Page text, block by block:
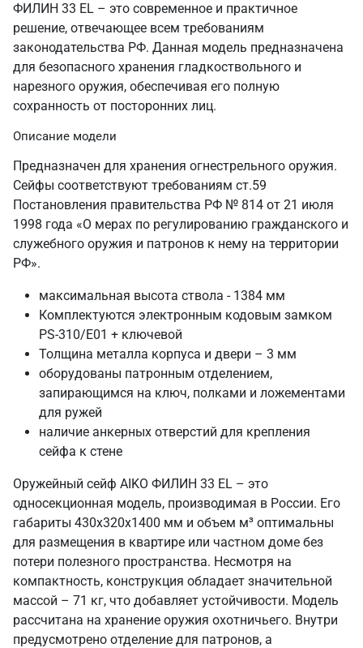
ФИЛИН 33 EL – это современное и практичное
решение, отвечающее всем требованиям
законодательства РФ. Данная модель предназначена
для безопасного хранения гладкоствольного и
нарезного оружия, обеспечивая его полную
сохранность от посторонних лиц.
Описание модели
Предназначен для хранения огнестрельного оружия.
Сейфы соответствуют требованиям ст.59
Постановления правительства РФ № 814 от 21 июля
1998 года «О мерах по регулированию гражданского и
служебного оружия и патронов к нему на территории
РФ».
максимальная высота ствола - 1384 мм
Комплектуются электронным кодовым замком
PS-310/E01 + ключевой
Толщина металла корпуса и двери – 3 мм
оборудованы патронным отделением,
запирающимся на ключ, полками и ложементами
для ружей
наличие анкерных отверстий для крепления
сейфа к стене
Оружейный сейф AIKO ФИЛИН 33 EL – это
односекционная модель, производимая в России. Его
габариты 430х320х1400 мм и объем м³ оптимальны
для размещения в квартире или частном доме без
потери полезного пространства. Несмотря на
компактность, конструкция обладает значительной
массой – 71 кг, что добавляет устойчивости. Модель
рассчитана на хранение оружия охотничьего. Внутри
предусмотрено отделение для патронов, а